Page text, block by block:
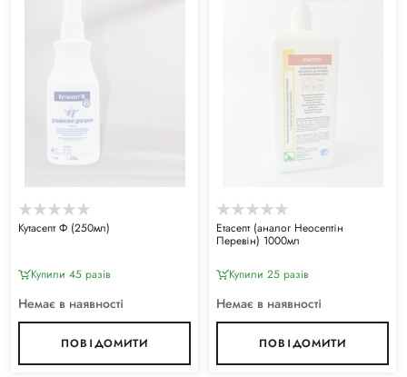
Кутасепт Ф (250мл)
Купили 45 разiв
Немає в наявності
ПОВІДОМИТИ
Етасепт (аналог Неосептін
Перевін) 1000мл
Купили 25 разiв
Немає в наявності
ПОВІДОМИТИ